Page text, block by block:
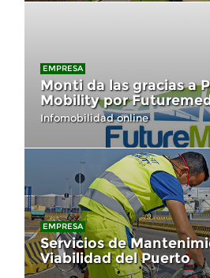
EMPRESA
Monti da las gracias a
Mobility por
Infomobilidad online
EMPRESA
Servicios de
Viabilidad del Puerto